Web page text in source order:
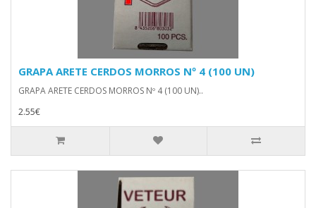
GRAPA ARETE CERDOS MORROS Nº 4 (100 UN)
GRAPA ARETE CERDOS MORROS Nº 4 (100 UN)..
2.55€